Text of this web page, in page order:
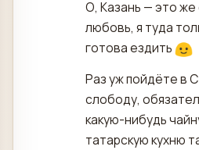
О, Казань — это
любовь, я туда
готова ездить
Раз уж пойдёте в
слободу,
какую-нибудь
татарскую кухню